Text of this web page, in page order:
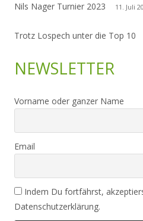
Nils Nager Turnier 2023 11. Juli
Trotz Lospech unter die Top 10
NEWSLETTER
Vorname oder ganzer Name
Email
Indem Du fortfährst,
Datenschutzerklärung.